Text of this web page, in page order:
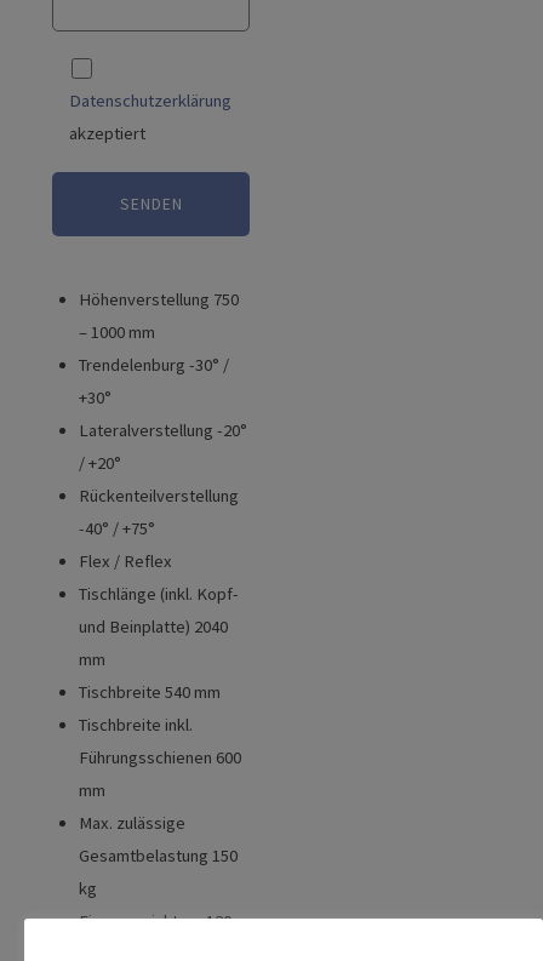
Datenschutzerklärung
akzeptiert
Höhenverstellung 750
– 1000 mm
Trendelenburg -30° /
+30°
Lateralverstellung -20°
/ +20°
Rückenteilverstellung
-40° / +75°
Flex / Reflex
Tischlänge (inkl. Kopf-
und Beinplatte) 2040
mm
Tischbreite 540 mm
Tischbreite inkl.
Führungsschienen 600
mm
Max. zulässige
Gesamtbelastung 150
kg
Eigengewicht ca. 120